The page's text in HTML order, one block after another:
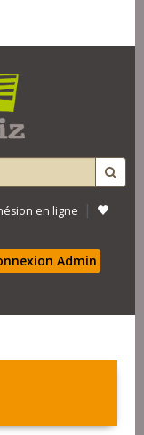
en ligne |
Admin